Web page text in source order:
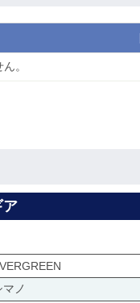
。
ア
マノ